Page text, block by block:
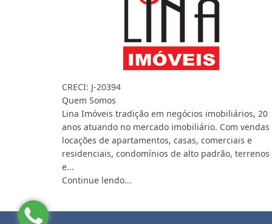
CRECI: J-20394
Quem Somos
Lina Imóveis tradição em negócios imobiliários, 20
anos atuando no mercado imobiliário. Com vendas
locações de apartamentos, casas, comerciais e
residenciais, condomínios de alto padrão, terrenos
e...
Continue lendo...